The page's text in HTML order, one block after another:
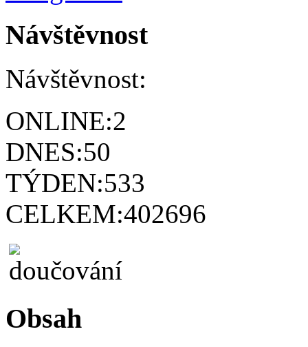
Návštěvnost
Návštěvnost:
ONLINE:2
DNES:50
TÝDEN:533
CELKEM:402696
Obsah